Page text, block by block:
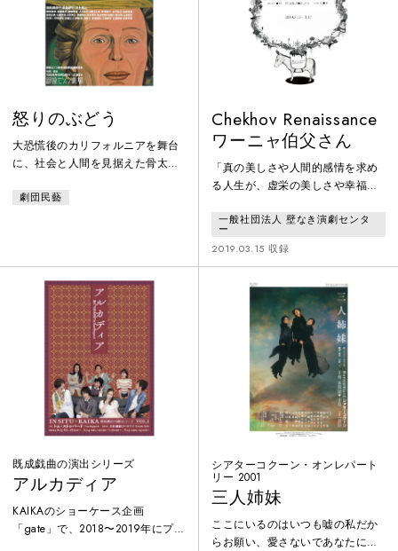
ェイクスピア・フェスティバルに
初参加した記念的作品。
怒りのぶどう
大恐慌後のカリフォルニアを舞台
に、社会と人間を見据えた骨太の
（ピューリッツァー賞）を劇化
岡朋子、日色ともゑ、梅野泰靖、
伊藤孝雄らが出演し、井上堯之の
音楽と出演。四年ぶりに仮釈放さ
れたトムが帰郷すると、家を破壊
され土地を奪われた一家が、仕事
を求めてカリフォルニアへ発つと
ころだった…。
劇団民藝
Chekhov Renaissance
ワーニャ伯父さん
「真の美しさや人間的感情を求め
る人生が、虚栄の美しさや幸福を
され犠牲となっていく社会」とい
いに理解共存することが不可能で
共存していくべきなのか？という
問題に切り込む。ワーニャは長年
セレブリャコーフの活動を支えて
きたが、彼が定年退職しその無能
さが明らかになり、今までの自分
の献身が全くの無意味だったこと
を知る。
一般社団法人 壁なき演劇センタ
ー
2019.03.15 収録
既成戯曲の演出シリーズ
アルカディア
KAIKAのショーケース企画
「gate」で、2018〜2019年にプロ
シアターコクーン・オンレパート
リー 2001
三人姉妹
ここにいるのはいつも嘘の私だか
らお願い、愛さないであなたに見